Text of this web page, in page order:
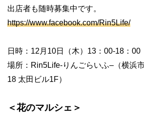
出店者も随時募集中です。
https://www.facebook.com/Rin5Life/
日時： 12 月 10日（木） 13 ： 00-18 ： 00
場所： Rin5Life-りんごらいふ– （横浜
18 太田ビル1F）
＜花のマルシェ＞